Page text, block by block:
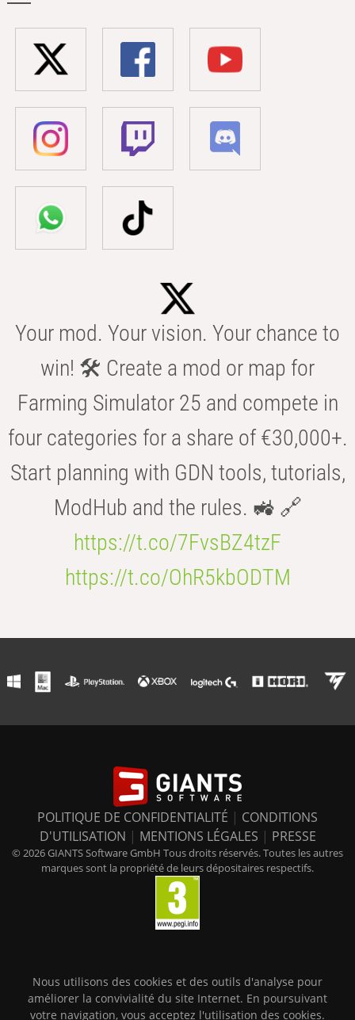
Your mod. Your vision. Your chance to
win! 🛠️ Create a mod or map for
Farming Simulator 25 and compete in
four categories for a share of €30,000+.
Start planning with GDN tools, tutorials,
ModHub and the rules. 🚜 🔗
https://t.co/7FvsBZ4tzF
https://t.co/OhR5kbODTM
POLITIQUE DE CONFIDENTIALITÉ | CONDITIONS
D'UTILISATION | MENTIONS LÉGALES | PRESSE
© 2026 GIANTS Software GmbH Tous droits réservés. Toutes les autres
marques sont la propriété de leurs dépositaires respectifs.
Nous utilisons des cookies et des outils d'analyse pour
améliorer la convivialité du site Internet. En poursuivant
votre navigation, vous acceptez l'utilisation des cookies.